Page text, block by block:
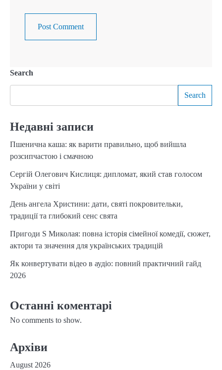
Search
Search
Недавні записи
Пшенична каша: як варити правильно, щоб вийшла
розсипчастою і смачною
Сергій Олегович Кислиця: дипломат, який став голосом
України у світі
День ангела Христини: дати, святі покровительки,
традиції та глибокий сенс свята
Пригоди S Миколая: повна історія сімейної комедії, сюжет,
актори та значення для українських традицій
Як конвертувати відео в аудіо: повний практичний гайд
2026
Останні коментарі
No comments to show.
Архіви
August 2026